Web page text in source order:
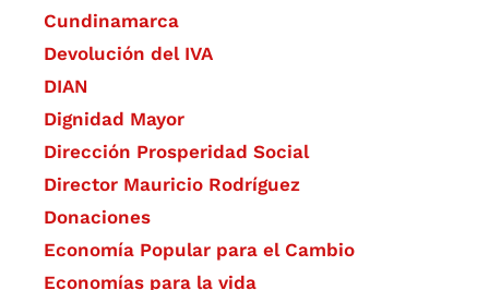
Cundinamarca
Devolución del IVA
DIAN
Dignidad Mayor
Dirección Prosperidad Social
Director Mauricio Rodríguez
Donaciones
Economía Popular para el Cambio
Economías para la vida